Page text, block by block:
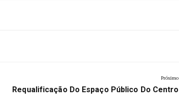
Próximo
Próximo:
Requalificação Do Espaço Público Do Centro